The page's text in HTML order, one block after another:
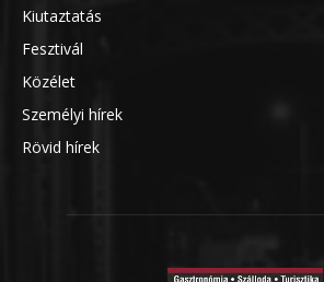
Kiutaztatás
Fesztivál
Közélet
Személyi hírek
Rövid hírek